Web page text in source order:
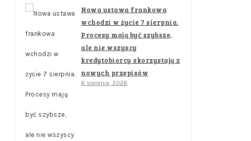
Nowa ustawa frankowa
wchodzi w życie 7 sierpnia.
Procesy mają być szybsze,
ale nie wszyscy
kredytobiorcy skorzystają z
nowych przepisów
6 sierpnia, 2026